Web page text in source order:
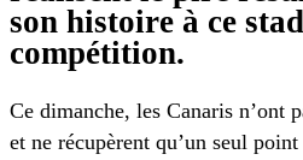
son histoire à ce
compétition.
Ce dimanche, les Canaris n’ont
et ne récupèrent qu’un seul